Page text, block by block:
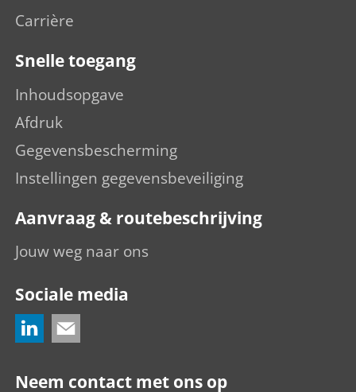
Carrière
Snelle toegang
Inhoudsopgave
Afdruk
Gegevensbescherming
Instellingen gegevensbeveiliging
Aanvraag & routebeschrijving
Jouw weg naar ons
Sociale media
Neem contact met ons op